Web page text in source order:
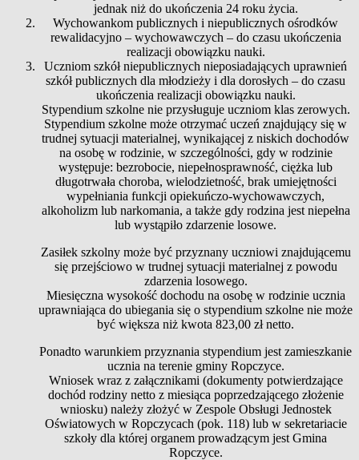
jednak niż do ukończenia 24 roku życia.
Wychowankom publicznych i niepublicznych ośrodków
rewalidacyjno – wychowawczych – do czasu ukończenia
realizacji obowiązku nauki.
Uczniom szkół niepublicznych nieposiadających uprawnień
szkół publicznych dla młodzieży i dla dorosłych – do czasu
ukończenia realizacji obowiązku nauki.
Stypendium szkolne nie przysługuje uczniom klas zerowych.
Stypendium szkolne może otrzymać uczeń znajdujący się w
trudnej sytuacji materialnej, wynikającej z niskich dochodów
na osobę w rodzinie, w szczególności, gdy w rodzinie
występuje: bezrobocie, niepełnosprawność, ciężka lub
długotrwała choroba, wielodzietność, brak umiejętności
wypełniania funkcji opiekuńczo-wychowawczych,
alkoholizm lub narkomania, a także gdy rodzina jest niepełna
lub wystąpiło zdarzenie losowe.
Zasiłek szkolny może być przyznany uczniowi znajdującemu
się przejściowo w trudnej sytuacji materialnej z powodu
zdarzenia losowego.
Miesięczna wysokość dochodu na osobę w rodzinie ucznia
uprawniająca do ubiegania się o stypendium szkolne nie może
być większa niż kwota 823,00 zł netto.
Ponadto warunkiem przyznania stypendium jest zamieszkanie
ucznia na terenie gminy Ropczyce.
Wniosek wraz z załącznikami (dokumenty potwierdzające
dochód rodziny netto z miesiąca poprzedzającego złożenie
wniosku) należy złożyć w Zespole Obsługi Jednostek
Oświatowych w Ropczycach (pok. 118) lub w sekretariacie
szkoły dla której organem prowadzącym jest Gmina
Ropczyce.